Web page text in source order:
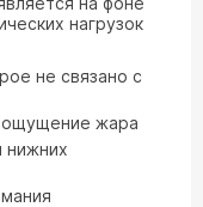
нагрузок
не связано с
ощущение жара
нижних